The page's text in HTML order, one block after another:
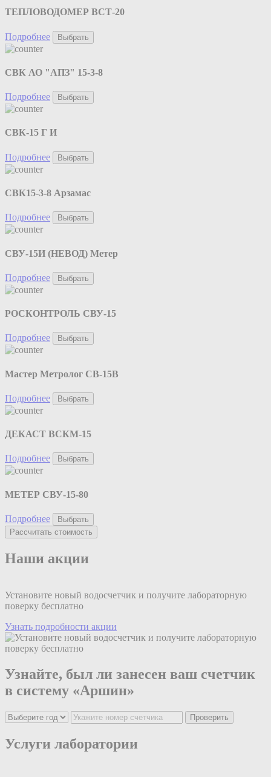
ТЕПЛОВОДОМЕР ВСТ-20
Подробнее Выбрать
СВК АО "АПЗ" 15-3-8
Подробнее Выбрать
СВК-15 Г И
Подробнее Выбрать
СВК15-3-8 Арзамас
Подробнее Выбрать
СВУ-15И (НЕВОД) Метер
Подробнее Выбрать
РОСКОНТРОЛЬ СВУ-15
Подробнее Выбрать
Мастер Метролог СВ-15В
Подробнее Выбрать
ДЕКАСТ ВСКМ-15
Подробнее Выбрать
МЕТЕР СВУ-15-80
Подробнее
Выбрать
Рассчитать стоимость
Наши акции
Установите новый водосчетчик и получите лабораторную
поверку бесплатно
Узнать подробности акции
Узнайте, был ли занесен ваш счетчик
в систему «Аршин»
Проверить
Услуги лаборатории